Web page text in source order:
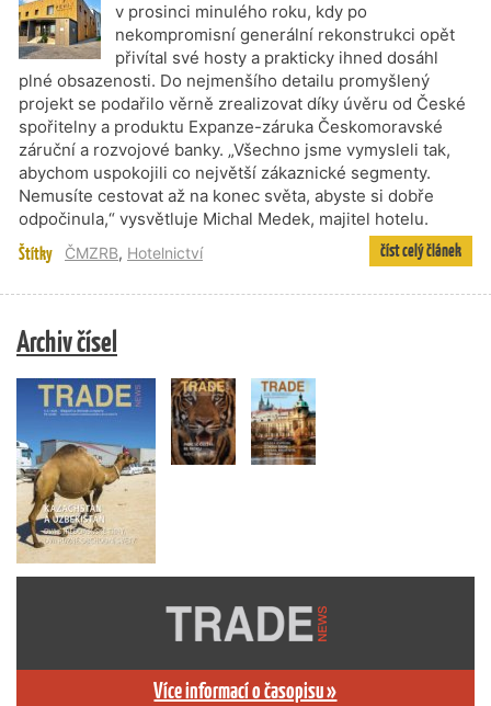
v prosinci minulého roku, kdy po
nekompromisní generální rekonstrukci opět
přivítal své hosty a prakticky ihned dosáhl
plné obsazenosti. Do nejmenšího detailu promyšlený
projekt se podařilo věrně zrealizovat díky úvěru od České
spořitelny a produktu Expanze-záruka Českomoravské
záruční a rozvojové banky. „Všechno jsme vymysleli tak,
abychom uspokojili co největší zákaznické segmenty.
Nemusíte cestovat až na konec světa, abyste si dobře
odpočinula,“ vysvětluje Michal Medek, majitel hotelu.
Štítky ČMZRB, Hotelnictví číst celý článek
Archiv čísel
Více informací o časopisu »